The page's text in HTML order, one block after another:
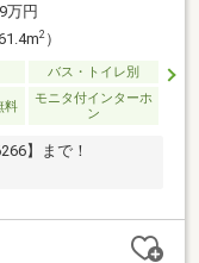
9万円
2）
バス・トイレ別
料
モニタ付インターホ
ン
】まで！